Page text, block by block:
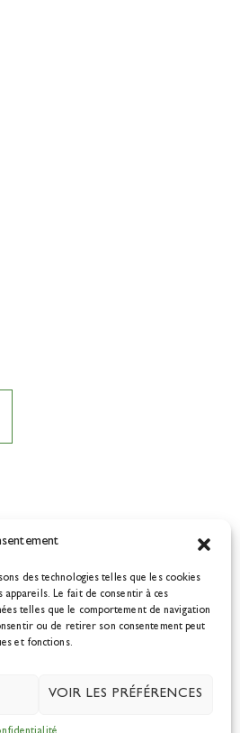
des technologies telles que les cookies
Le fait de consentir à ces
telles que le comportement de navigation
ou de retirer son consentement peut
et fonctions.
VOIR LES PRÉFÉRENCES